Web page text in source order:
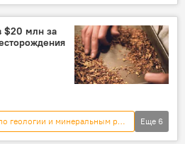
экономика
$20 млн за
Государственное агентство по геологии и минеральным ресурсам
Еще 6